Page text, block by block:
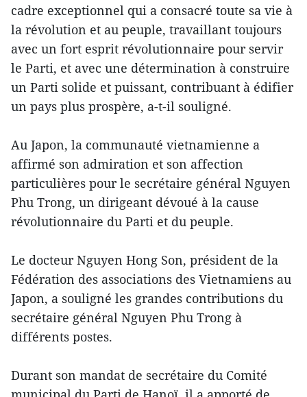
cadre exceptionnel qui a consacré toute sa vie à
la révolution et au peuple, travaillant toujours
avec un fort esprit révolutionnaire pour servir
le Parti, et avec une détermination à construire
un Parti solide et puissant, contribuant à édifier
un pays plus prospère, a-t-il souligné.
Au Japon, la communauté vietnamienne a
affirmé son admiration et son affection
particulières pour le secrétaire général Nguyen
Phu Trong, un dirigeant dévoué à la cause
révolutionnaire du Parti et du peuple.
Le docteur Nguyen Hong Son, président de la
Fédération des associations des Vietnamiens au
Japon, a souligné les grandes contributions du
secrétaire général Nguyen Phu Trong à
différents postes.
Durant son mandat de secrétaire du Comité